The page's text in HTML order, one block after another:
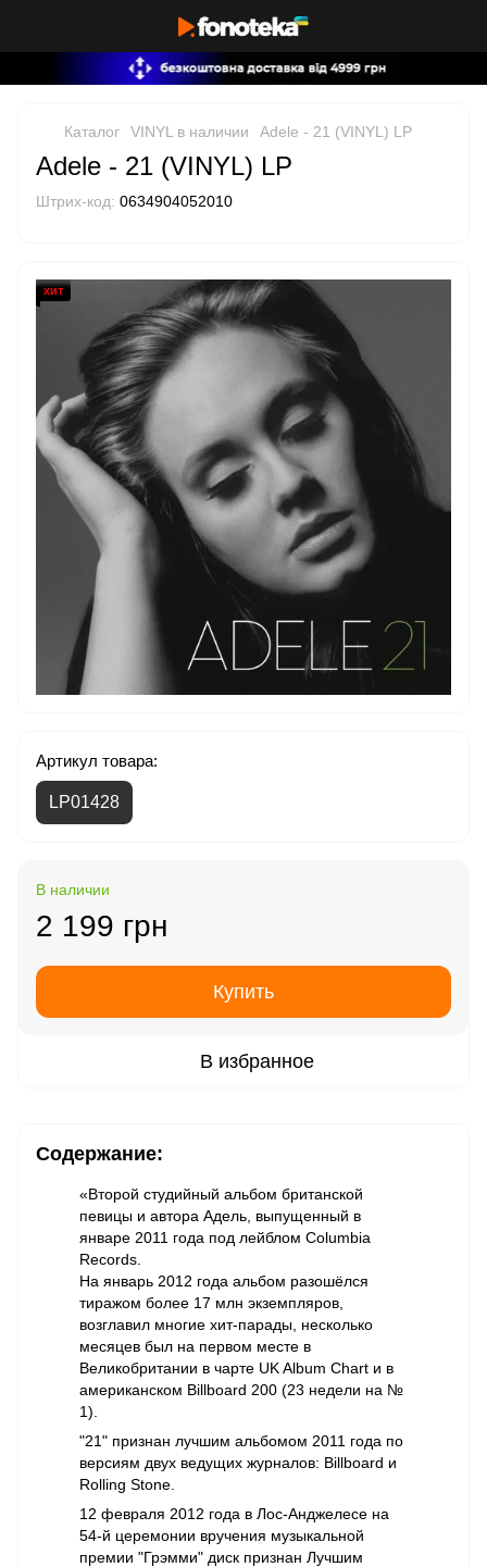
Каталог VINYL в наличии Adele - 21 (VINYL) LP
Adele - 21 (VINYL) LP
Штрих-код: 0634904052010
хит
Артикул товара:
LP01428
В наличии
2 199 грн
Купить
В избранное
Содержание:
«Второй студийный альбом британской
певицы и автора Адель, выпущенный в
январе 2011 года под лейблом Columbia
Records.
На январь 2012 года альбом разошёлся
тиражом более 17 млн экземпляров,
возглавил многие хит-парады, несколько
месяцев был на первом месте в
Великобритании в чарте UK Album Chart и в
американском Billboard 200 (23 недели на №
1).
"21" признан лучшим альбомом 2011 года по
версиям двух ведущих журналов: Billboard и
Rolling Stone.
12 февраля 2012 года в Лос-Анджелесе на
54-й церемонии вручения музыкальной
премии "Грэмми" диск признан Лучшим